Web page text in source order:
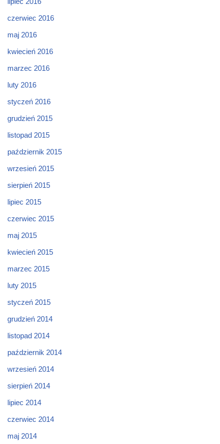
czerwiec 2016
maj 2016
kwiecień 2016
marzec 2016
luty 2016
styczeń 2016
grudzień 2015
listopad 2015
październik 2015
wrzesień 2015
sierpień 2015
lipiec 2015
czerwiec 2015
maj 2015
kwiecień 2015
marzec 2015
luty 2015
styczeń 2015
grudzień 2014
listopad 2014
październik 2014
wrzesień 2014
sierpień 2014
lipiec 2014
czerwiec 2014
maj 2014